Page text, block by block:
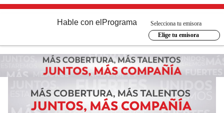
Hable con el Programa
Selecciona tu emisora
Elige tu emisora